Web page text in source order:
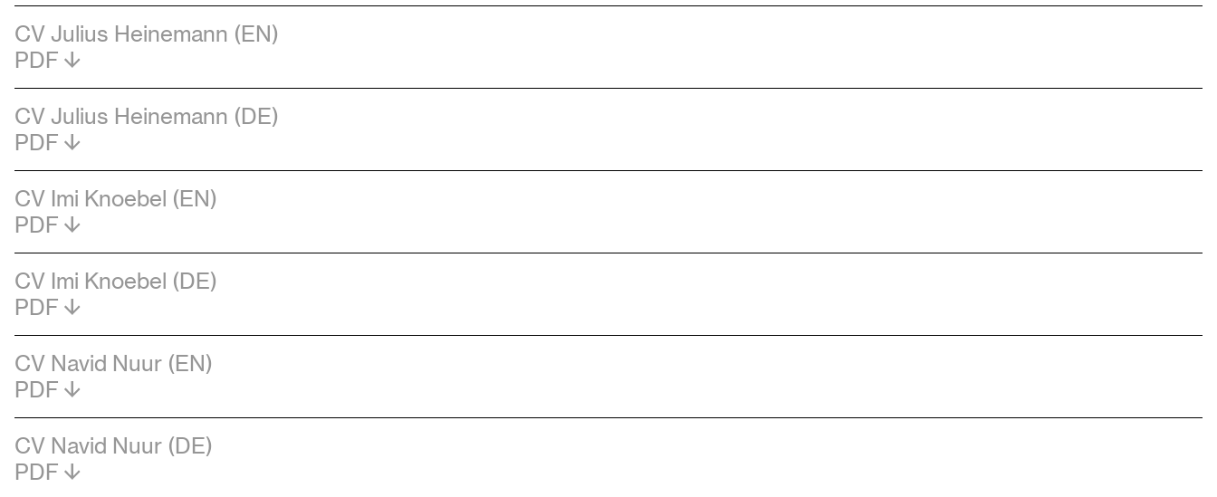
CV Julius Heinemann (EN)
PDF
CV Julius Heinemann (DE)
PDF
CV Imi Knoebel (EN)
PDF
CV Imi Knoebel (DE)
PDF
CV Navid Nuur (EN)
PDF
CV Navid Nuur (DE)
PDF